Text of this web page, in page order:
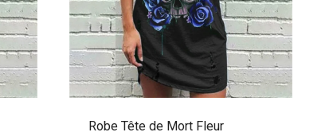
Robe Tête de Mort Fleur